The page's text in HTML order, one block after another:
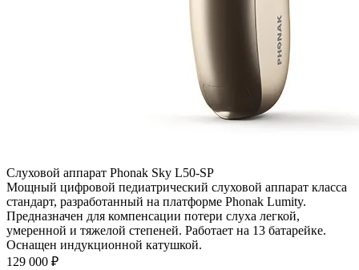
Слуховой аппарат Phonak Sky L50-SP
Мощный цифровой педиатрический слуховой аппарат класса
стандарт, разработанный на платформе Phonak Lumity.
Предназначен для компенсации потери слуха легкой,
умеренной и тяжелой степеней. Работает на 13 батарейке.
Оснащен индукционной катушкой.
129 000 ₽